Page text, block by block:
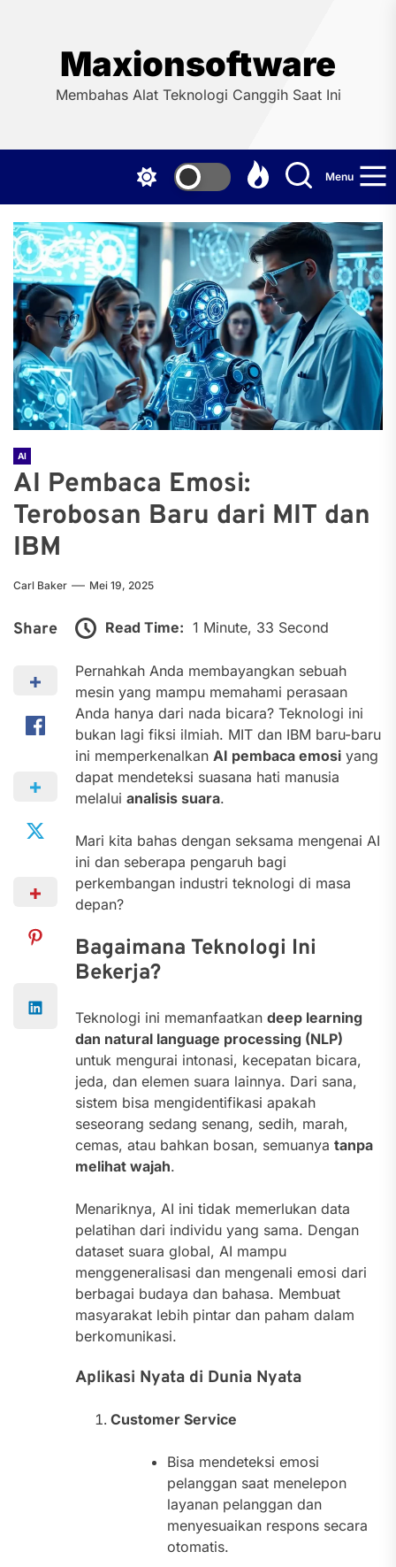
Maxionsoftware
Membahas Alat Teknologi Canggih Saat Ini
Menu
AI
AI Pembaca Emosi:
Terobosan Baru dari MIT dan
IBM
Carl Baker Mei 19, 2025
Share Read Time: 1 Minute, 33 Second
Pernahkah Anda membayangkan sebuah
mesin yang mampu memahami perasaan
Anda hanya dari nada bicara? Teknologi ini
bukan lagi fiksi ilmiah. MIT dan IBM baru-baru
ini memperkenalkan AI pembaca emosi yang
dapat mendeteksi suasana hati manusia
melalui analisis suara.
Mari kita bahas dengan seksama mengenai AI
ini dan seberapa pengaruh bagi
perkembangan industri teknologi di masa
depan?
Bagaimana Teknologi Ini
Bekerja?
Teknologi ini memanfaatkan deep learning
dan natural language processing (NLP)
untuk mengurai intonasi, kecepatan bicara,
jeda, dan elemen suara lainnya. Dari sana,
sistem bisa mengidentifikasi apakah
seseorang sedang senang, sedih, marah,
cemas, atau bahkan bosan, semuanya tanpa
melihat wajah.
Menariknya, AI ini tidak memerlukan data
pelatihan dari individu yang sama. Dengan
dataset suara global, AI mampu
menggeneralisasi dan mengenali emosi dari
berbagai budaya dan bahasa. Membuat
masyarakat lebih pintar dan paham dalam
berkomunikasi.
Aplikasi Nyata di Dunia Nyata
Customer Service
Bisa mendeteksi emosi
pelanggan saat menelepon
layanan pelanggan dan
menyesuaikan respons secara
otomatis.